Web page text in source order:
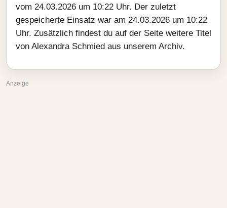
vom 24.03.2026 um 10:22 Uhr. Der zuletzt
gespeicherte Einsatz war am 24.03.2026 um 10:22
Uhr. Zusätzlich findest du auf der Seite weitere Titel
von Alexandra Schmied aus unserem Archiv.
Anzeige